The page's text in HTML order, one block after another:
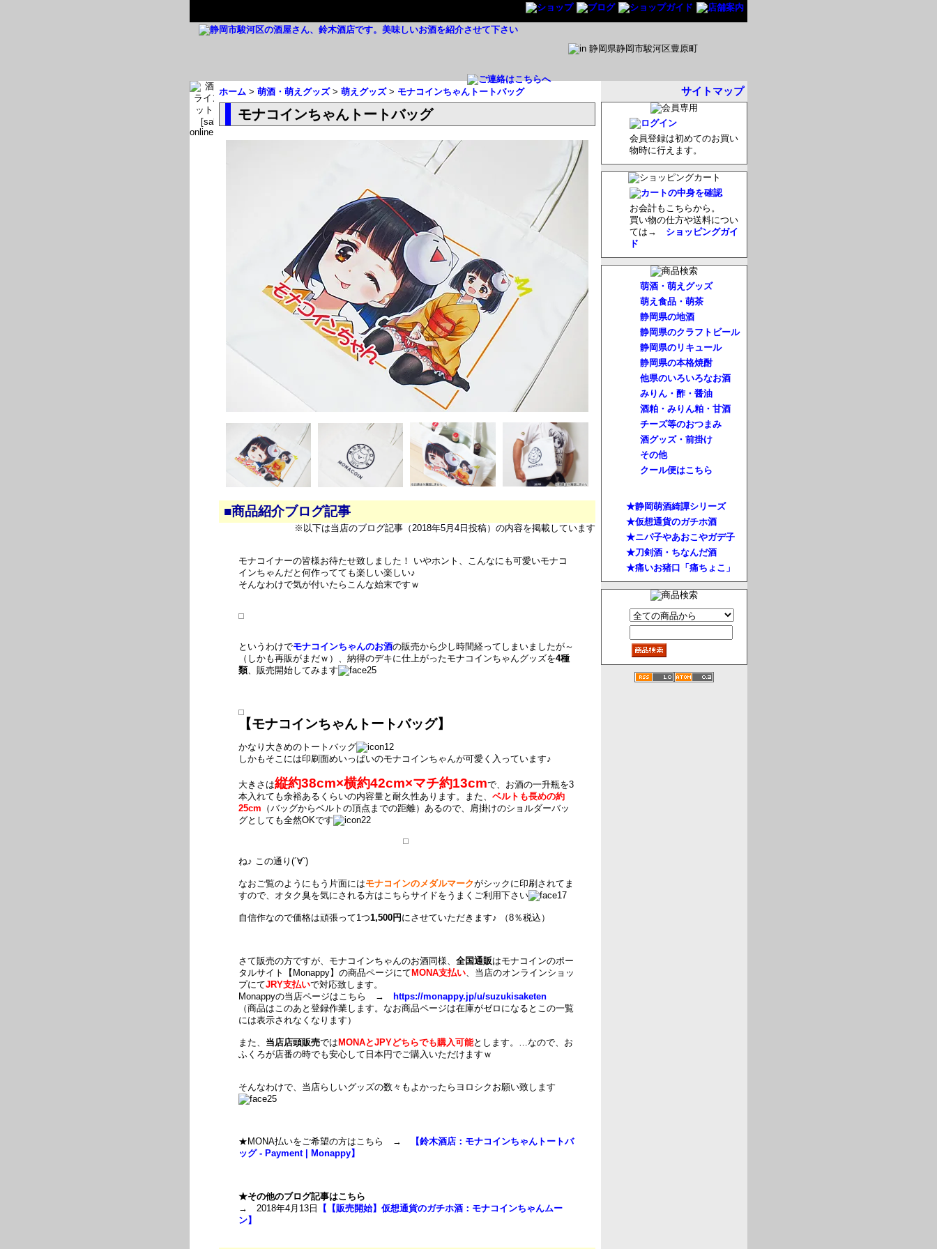
ホーム > 萌酒・萌えグッズ> 萌えグッズ> モナコインちゃんトートバッグ
モナコインちゃんトートバッグ
■商品紹介ブログ記事
※以下は当店のブログ記事（2018年5月4日投稿）の内容を掲載しています
モナコイナーの皆様お待たせ致しました！ いやホント、こんなにも可愛いモナコ
インちゃんだと何作ってても楽しい楽しい♪
そんなわけで気が付いたらこんな始末ですｗ
というわけでモナコインちゃんのお酒の販売から少し時間経ってしまいましたが～
（しかも再販がまだｗ）、納得のデキに仕上がったモナコインちゃんグッズを4種
類、販売開始してみます
【モナコインちゃんトートバッグ】
かなり大きめのトートバッグ
しかもそこには印刷面めいっぱいのモナコインちゃんが可愛く入っています♪
大きさは縦約38cm×横約42cm×マチ約13cmで、お酒の一升瓶を3
本入れても余裕あるくらいの内容量と耐久性あります。また、 ベルトも長めの約
25cm （バッグからベルトの頂点までの距離）あるので、肩掛けのショルダーバッ
グとしても全然OKです
ね♪ この通り(´∀`)
なおご覧のようにもう片面にはモナコインのメダルマークがシックに印刷されてま
すので、オタク臭を気にされる方はこちらサイドをうまくご利用下さい
自信作なので価格は頑張って1つ1,500円 にさせていただきます♪ （8％税込）
さて販売の方ですが、モナコインちゃんのお酒同様、 全国通販はモナコインのポー
タルサイト【Monappy】の商品ページにて MONA支払い、当店のオンラインショッ
プにてJRY支払いで対応致します。
Monappyの当店ページはこちら →
https://monappy.jp/u/suzukisaketen
（商品はこのあと登録作業します。なお商品ページは在庫がゼロになるとこの一覧
には表示されなくなります）
また、 当店店頭販売では MONAとJPYどちらでも購入可能とします。…なので、お
ふくろが店番の時でも安心して日本円でご購入いただけますｗ
そんなわけで、当店らしいグッズの数々もよかったらヨロシクお願い致します
★MONA払いをご希望の方はこちら →
【鈴木酒店：モナコインちゃんトートバ
ッグ - Payment | Monappy】
★その他のブログ記事はこちら
→ 2018年4月13日
【【販売開始】仮想通貨のガチホ酒：モナコインちゃんムー
ン】
サイトマップ
会員登録は初めてのお買い
物時に行えます。
お会計もこちらから。
買い物の仕方や送料につい
ては→ ショッピングガイ
ド
萌酒・萌えグッズ
萌え食品・萌茶
静岡県の地酒
静岡県のクラフトビール
静岡県のリキュール
静岡県の本格焼酎
他県のいろいろなお酒
みりん・酢・醤油
酒粕・みりん粕・甘酒
チーズ等のおつまみ
酒グッズ・前掛け
その他
クール便はこちら
★静岡萌酒綺譚シリーズ
★仮想通貨のガチホ酒
★ニパ子やあおこやガデ子
★刀剣酒・ちなんだ酒
★痛いお猪口「痛ちょこ」